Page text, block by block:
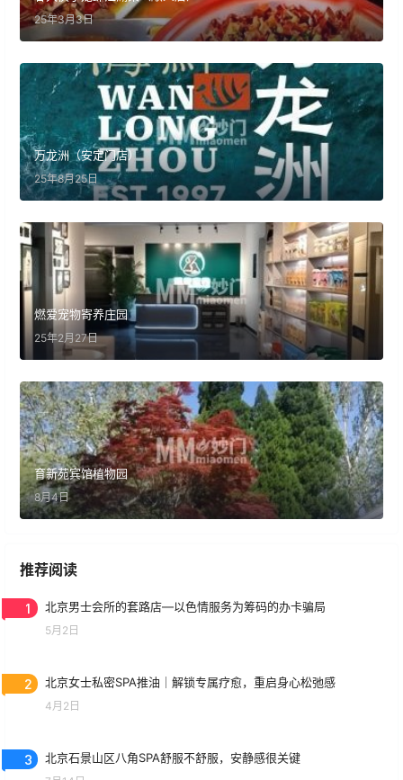
25年3月3日
万龙洲（安定门店）
25年8月25日
燃爱宠物寄养庄园
25年2月27日
育新苑宾馆植物园
8月4日
推荐阅读
1 北京男士会所的套路店—以色情服务为筹码的办卡骗局
5月2日
2 北京女士私密SPA推油｜解锁专属疗愈，重启身心松弛感
4月2日
3 北京石景山区八角SPA舒服不舒服，安静感很关键